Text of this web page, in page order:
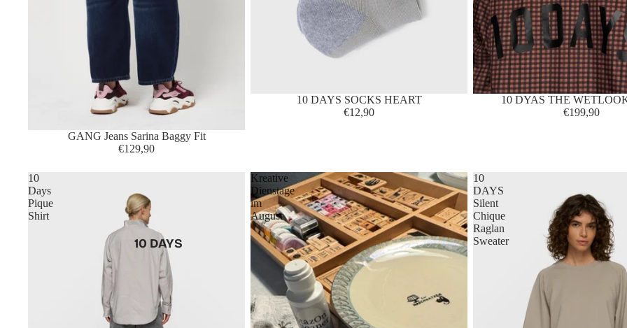
10 DAYS
GANG Jeans Sarina Baggy Fit
€129,90
10 DAYS SOCKS HEART
€12,90
10 DYAS THE
€199,90
10
Days
Pique
Shirt
Kreative
Dienstage
im
August
10
DAYS
Silent
Chique
Raglan
Sweater